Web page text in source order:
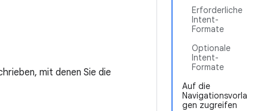
Erforderliche
Intent-
Formate
Optionale
Intent-
Formate
Auf die
Navigationsvorla
gen zugreifen
mit denen Sie die